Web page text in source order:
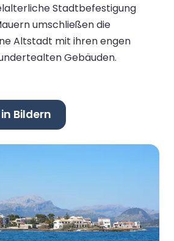
Stadtbefestigung
umschließen die
Altstadt mit ihren engen
Gebäuden.
Bildern